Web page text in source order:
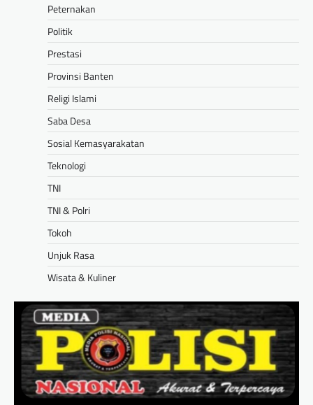
Peternakan
Politik
Prestasi
Provinsi Banten
Religi Islami
Saba Desa
Sosial Kemasyarakatan
Teknologi
TNI
TNI & Polri
Tokoh
Unjuk Rasa
Wisata & Kuliner